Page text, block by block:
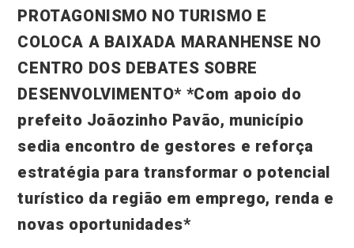
PROTAGONISMO NO TURISMO E
COLOCA A BAIXADA MARANHENSE NO
CENTRO DOS DEBATES SOBRE
DESENVOLVIMENTO* *Com apoio do
prefeito Joãozinho Pavão, município
sedia encontro de gestores e reforça
estratégia para transformar o potencial
turístico da região em emprego, renda e
novas oportunidades*